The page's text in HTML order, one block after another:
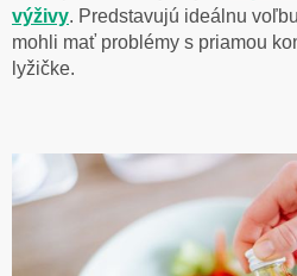
výživy. Predstavujú ideálnu
mohli mať problémy s priamou
lyžičke.